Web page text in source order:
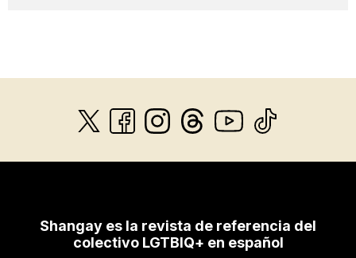
Shangay es la revista de referencia del
colectivo LGTBIQ+ en español